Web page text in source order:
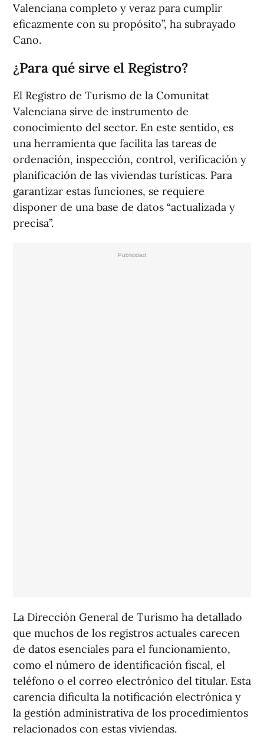
Valenciana completo y veraz para cumplir
eficazmente con su propósito”, ha subrayado
Cano.
¿Para qué sirve el Registro?
El Registro de Turismo de la Comunitat
Valenciana sirve de instrumento de
conocimiento del sector. En este sentido, es
una herramienta que facilita las tareas de
ordenación, inspección, control, verificación y
planificación de las viviendas turísticas. Para
garantizar estas funciones, se requiere
disponer de una base de datos “actualizada y
precisa”.
La Dirección General de Turismo ha detallado
que muchos de los registros actuales carecen
de datos esenciales para el funcionamiento,
como el número de identificación fiscal, el
teléfono o el correo electrónico del titular. Esta
carencia dificulta la notificación electrónica y
la gestión administrativa de los procedimientos
relacionados con estas viviendas.